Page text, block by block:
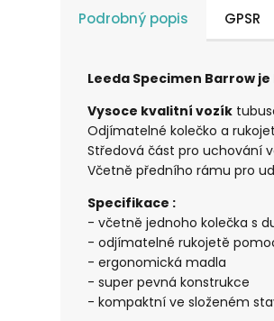
Podrobný popis GPSR
Leeda Specimen Barrow
Vysoce kvalitní vozík
Odjímatelné kolečko a
Středová část pro uchování
Včetně předního rámu pro
Specifikace :
- včetně jednoho kolečka s
- odjímatelné rukojetě
- ergonomická madla
- super pevná konstrukce
- kompaktní ve složeném